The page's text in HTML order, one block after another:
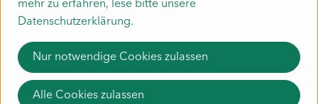
Weleda AG
D 73525 Schwäbisch Gmünd
Hochwertige Naturpflegeprodukte für Gesicht, Körper &
Natürlich wirksame anthroposophische Arzneimittel.
mehr zu erfahren, lese bitte unsere
Datenschutzerklärung.
Nur notwendige Cookies zulassen
Alle Cookies zulassen